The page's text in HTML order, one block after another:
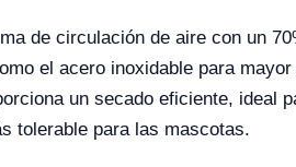
de circulación de aire con un
el acero inoxidable para mayor
un secado eficiente, ideal
tolerable para las mascotas.